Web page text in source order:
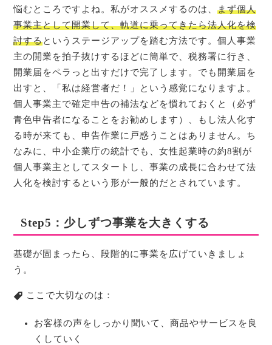
悩むところですよね。私がオススメするのは、まず個人
事業主として開業して、軌道に乗ってきたら法人化を検
討するというステージアップを踏む方法です。個人事業
主の開業を拍子抜けするほどに簡単で、税務署に行き、
開業届をペラっと出すだけで完了します。でも開業届を
出すと、「私は経営者だ！」という感覚になりますよ。
個人事業主で確定申告の補法などを慣れておくと（必ず
青色申告者になることをお勧めします）、もし法人化す
る時が来ても、申告作業に戸惑うことはありません。ち
なみに、中小企業庁の統計でも、女性起業時の約8割が
個人事業主としてスタートし、事業の成長に合わせて法
人化を検討するという形が一般的だとされています。
Step5：少しずつ事業を大きくする
基礎が固まったら、段階的に事業を広げていきましょ
う。
ここで大切なのは ：
お客様の声をしっかり聞いて、商品やサービスを良
くしていく